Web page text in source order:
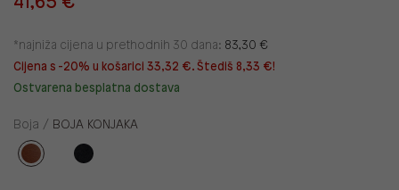
*najniža cijena u prethodnih 30 dana: 83,30 €
Cijena s -20% u košarici 33,32 €. Štediš 8,33 €!
Ostvarena besplatna dostava
Boja / BOJA KONJAKA